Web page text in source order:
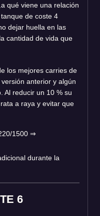
qué viene una relación
de coste 4
dejar huella en las
cantidad de vida que
los mejores carries de
anterior y algún
Al reducir un 10 % su
a raya y evitar que
1500 ⇒
durante la
6